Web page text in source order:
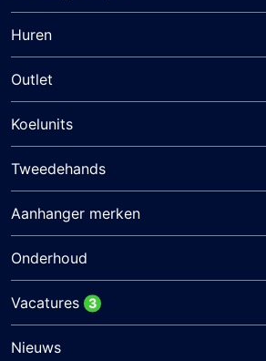
Huren
Outlet
Koelunits
Tweedehands
Aanhanger merken
Onderhoud
Vacatures 3
Nieuws